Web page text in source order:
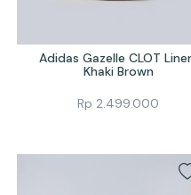
Adidas Gazelle CLOT
Khaki Brown
Rp 2.499.000